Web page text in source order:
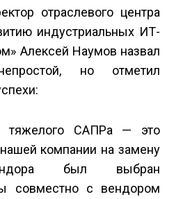
отраслевого центра
индустриальных ИТ-
Алексей Наумов назвал
но отметил
тяжелого САПРа — это
компании на замену
был выбран
совместно с вендором